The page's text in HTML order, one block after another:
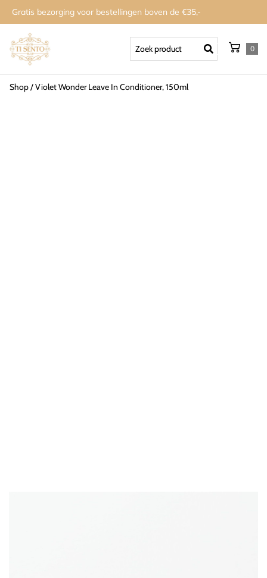
Gratis bezorging voor bestellingen boven de €35,-
0
Shop/Violet Wonder Leave In Conditioner, 150ml